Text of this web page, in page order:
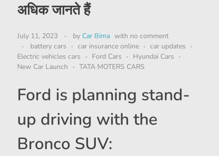
अधिक जानते हैं
July 11, 2023 by Car Bima with no comment
battery cars
car insurance online
car updates
Electric vehicles cars
Ford Cars
Hyundai Cars
New Car Launch
TATA MOTERS CARS
Ford is planning stand-
up driving with the
Bronco SUV: